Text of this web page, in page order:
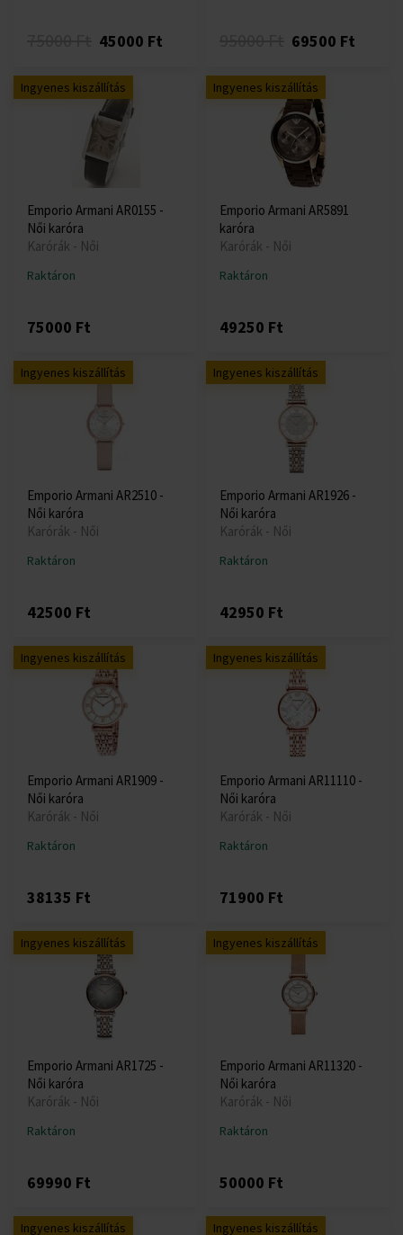
45000 Ft 69500 Ft
Ingyenes kiszállítás
Emporio Armani AR0155 -
Női karóra
Karórák - Női
Raktáron
75000 Ft
Ingyenes kiszállítás
Emporio Armani AR5891
karóra
Karórák - Női
Raktáron
49250 Ft
Ingyenes kiszállítás
Emporio Armani AR2510 -
Női karóra
Karórák - Női
Raktáron
42500 Ft
Ingyenes kiszállítás
Emporio Armani AR1926 -
Női karóra
Karórák - Női
Raktáron
42950 Ft
Ingyenes kiszállítás
Emporio Armani AR1909 -
Női karóra
Karórák - Női
Raktáron
38135 Ft
Ingyenes kiszállítás
Emporio Armani AR11110 -
Női karóra
Karórák - Női
Raktáron
71900 Ft
Ingyenes kiszállítás
Emporio Armani AR1725 -
Női karóra
Karórák - Női
Raktáron
69990 Ft
Ingyenes kiszállítás
Emporio Armani AR11320 -
Női karóra
Karórák - Női
Raktáron
50000 Ft
Ingyenes kiszállítás Ingyenes kiszállítás